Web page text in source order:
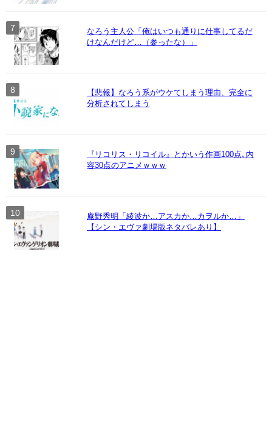
なろう主人公「俺はいつも通りに仕事してるだ
けなんだけど…（参ったな）」
【悲報】なろう系がウケてしまう理由、完全に
分析されてしまう
『リコリス・リコイル』とかいう作画100点､内
容30点のアニメｗｗｗ
庵野秀明「綾波か…アスカか…カヲルか…」
【シン・エヴァ劇場版ネタバレあり】